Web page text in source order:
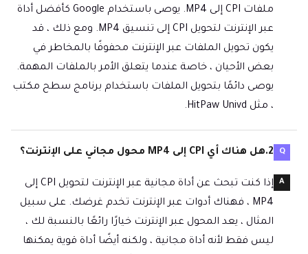
ملفات CPI إلى MP4. يوصى باستخدام Google كأفضل أداة
عبر الإنترنت لتحويل CPI إلى تنسيق MP4. ومع ذلك ، قد
يكون تحويل الملفات عبر الإنترنت محفوفًا بالمخاطر في
بعض الأحيان ، خاصة عندما يتعلق الأمر بالملفات المهمة.
يوصى دائمًا بتحويل الملفات باستخدام برنامج سطح مكتب
، مثل HitPaw Univd.
2.هل هناك أي CPI إلى MP4 محول مجاني على الإنترنت؟
إذا كنت تبحث عن أداة مجانية عبر الإنترنت لتحويل CPI إلى
MP4 ، فهناك أدوات عبر الإنترنت تخدم غرضك. على سبيل
المثال ، يعد المحول عبر الإنترنت خيارًا رائعًا بالنسبة لك ،
ليس فقط لأنه أداة مجانية ، ولكنه أيضًا أداة قوية يمكنها